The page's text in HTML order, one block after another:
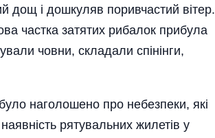
дощ і дошкуляв поривчастий вітер.
частка затятих рибалок прибула
човни, складали спінінги,
наголошено про небезпеки, які
рятувальних жилетів у